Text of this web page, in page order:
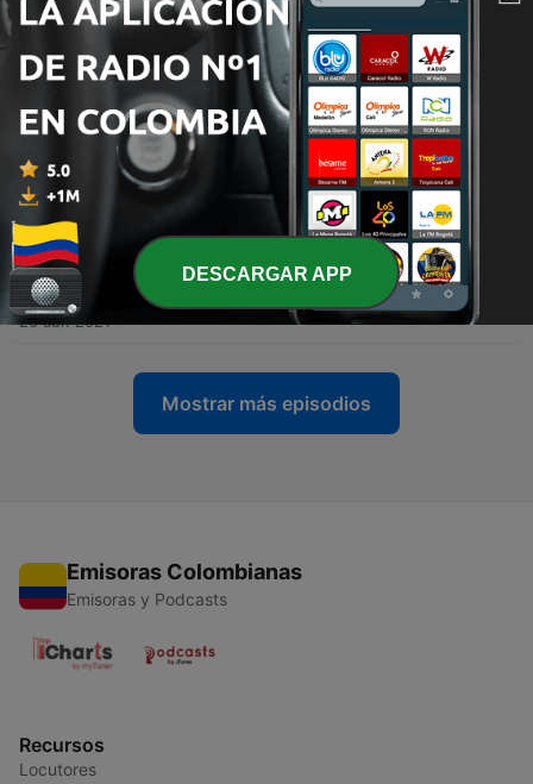
05 mayo 2021
19 - Mirthayu
18 - El Riviel
30 abr. 2021
La Dama Tapada
28 abr. 2021
16 - Maria la Larga
26 abr. 2021
Mostrar más episodios
Emisoras Colombianas
Emisoras y Podcasts
Recursos
Locutores
DESCARGAR APP